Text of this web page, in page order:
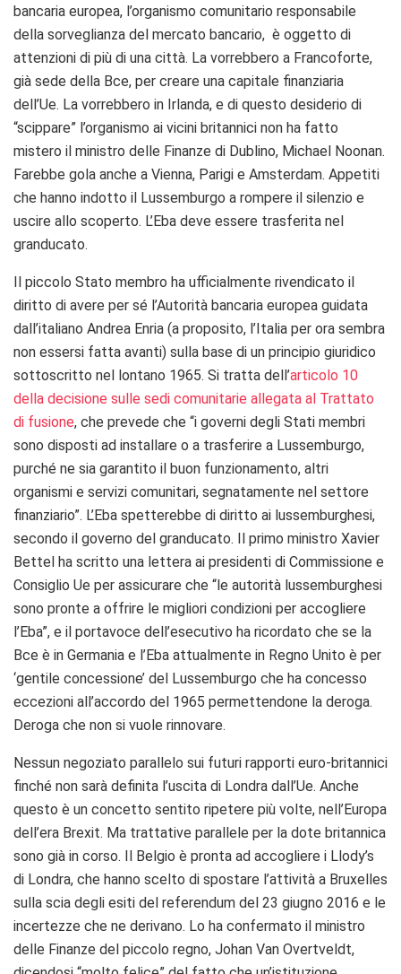
bancaria europea, l’organismo comunitario responsabile
della sorveglianza del mercato bancario, è oggetto di
attenzioni di più di una città. La vorrebbero a Francoforte,
già sede della Bce, per creare una capitale finanziaria
dell’Ue. La vorrebbero in Irlanda, e di questo desiderio di
“scippare” l’organismo ai vicini britannici non ha fatto
mistero il ministro delle Finanze di Dublino, Michael Noonan.
Farebbe gola anche a Vienna, Parigi e Amsterdam. Appetiti
che hanno indotto il Lussemburgo a rompere il silenzio e
uscire allo scoperto. L’Eba deve essere trasferita nel
granducato.
Il piccolo Stato membro ha ufficialmente rivendicato il
diritto di avere per sé l’Autorità bancaria europea guidata
dall’italiano Andrea Enria (a proposito, l’Italia per ora sembra
non essersi fatta avanti) sulla base di un principio giuridico
sottoscritto nel lontano 1965. Si tratta dell’articolo 10
della decisione sulle sedi comunitarie allegata al Trattato
di fusione, che prevede che “i governi degli Stati membri
sono disposti ad installare o a trasferire a Lussemburgo,
purché ne sia garantito il buon funzionamento, altri
organismi e servizi comunitari, segnatamente nel settore
finanziario”. L’Eba spetterebbe di diritto ai lussemburghesi,
secondo il governo del granducato. Il primo ministro Xavier
Bettel ha scritto una lettera ai presidenti di Commissione e
Consiglio Ue per assicurare che “le autorità lussemburghesi
sono pronte a offrire le migliori condizioni per accogliere
l’Eba”, e il portavoce dell’esecutivo ha ricordato che se la
Bce è in Germania e l’Eba attualmente in Regno Unito è per
‘gentile concessione’ del Lussemburgo che ha concesso
eccezioni all’accordo del 1965 permettendone la deroga.
Deroga che non si vuole rinnovare.
Nessun negoziato parallelo sui futuri rapporti euro-britannici
finché non sarà definita l’uscita di Londra dall’Ue. Anche
questo è un concetto sentito ripetere più volte, nell’Europa
dell’era Brexit. Ma trattative parallele per la dote britannica
sono già in corso. Il Belgio è pronta ad accogliere i Llody’s
di Londra, che hanno scelto di spostare l’attività a Bruxelles
sulla scia degli esiti del referendum del 23 giugno 2016 e le
incertezze che ne derivano. Lo ha confermato il ministro
delle Finanze del piccolo regno, Johan Van Overtveldt,